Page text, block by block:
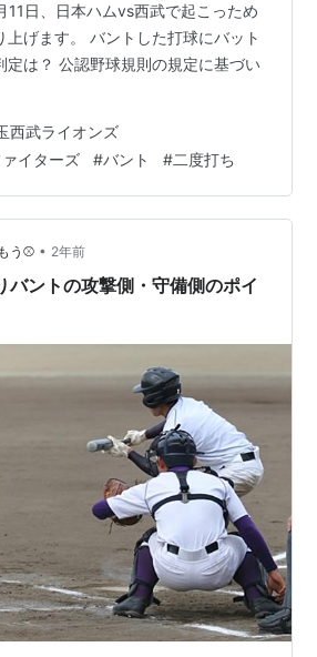
日、日本ハムvs西武で起こっため
上げます。 バントした打球にバット
定は？ 公認野球規則の規定に基づい
西武ライオンズ
イターズ #バント #二度打ち
う⚾ • 2年前
バントの攻撃側・守備側のポイ